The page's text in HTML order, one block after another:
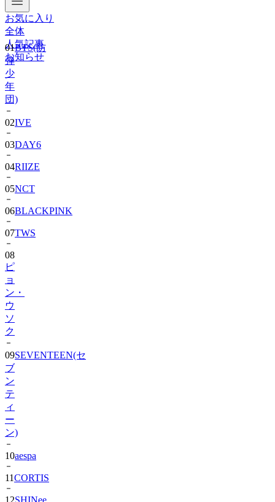
お気に入り
全体
人気記事
お知らせ
01BTS(防
弾
少
年
団)
02 IVE
03DAY6
04RIIZE
05NCT
06BLACKPINK
07TWS
08
ピ
ョ
ン・
ウ
ソ
ク
09
ブ
ン
テ
ィ
ー
ン)
10aespa
11CORTIS
12SHINee
13BIGBANG